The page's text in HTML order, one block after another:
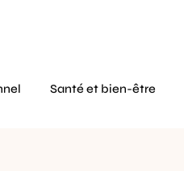
Santé et bien-être